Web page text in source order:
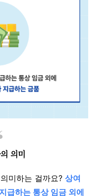
의미
미하는 걸까요? 상여
급하는 통상 임금 외에